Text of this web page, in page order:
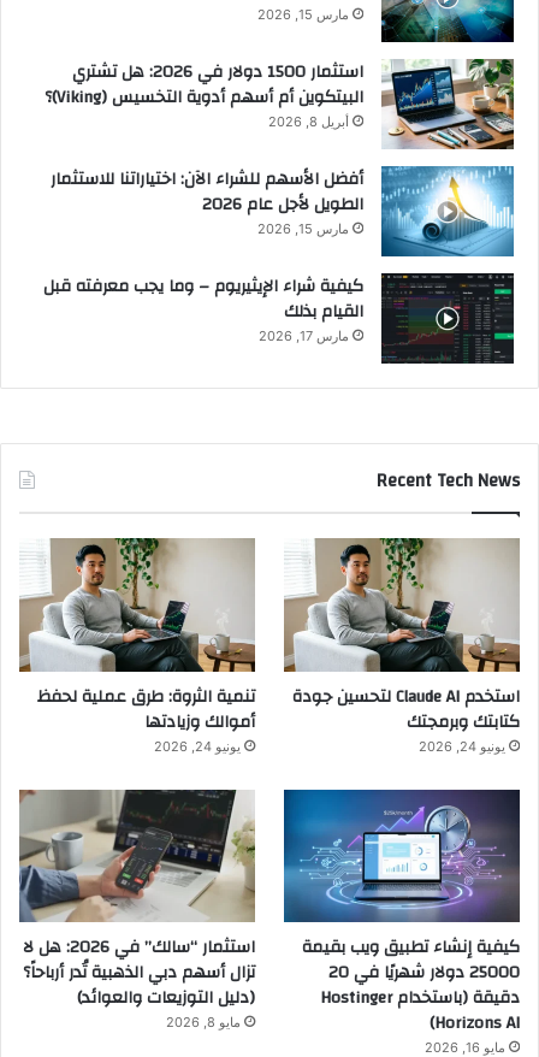
مارس 15, 2026
استثمار 1500 دولار في 2026: هل تشتري
البيتكوين أم أسهم أدوية التخسيس (Viking)؟
أبريل 8, 2026
أفضل الأسهم للشراء الآن: اختياراتنا للاستثمار
الطويل لأجل عام 2026
مارس 15, 2026
كيفية شراء الإيثيريوم – وما يجب معرفته قبل
القيام بذلك
مارس 17, 2026
Recent Tech News
استخدم Claude AI لتحسين جودة
كتابتك وبرمجتك
يونيو 24, 2026
تنمية الثروة: طرق عملية لحفظ
أموالك وزيادتها
يونيو 24, 2026
كيفية إنشاء تطبيق ويب بقيمة
25000 دولار شهريًا في 20
دقيقة (باستخدام Hostinger
Horizons AI)
مايو 16, 2026
استثمار “سالك” في 2026: هل لا
تزال أسهم دبي الذهبية تُدر أرباحاً؟
(دليل التوزيعات والعوائد)
مايو 8, 2026